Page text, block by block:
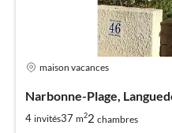
maison vacances
Narbonne-Plage,
4 invités37 m22 chambres